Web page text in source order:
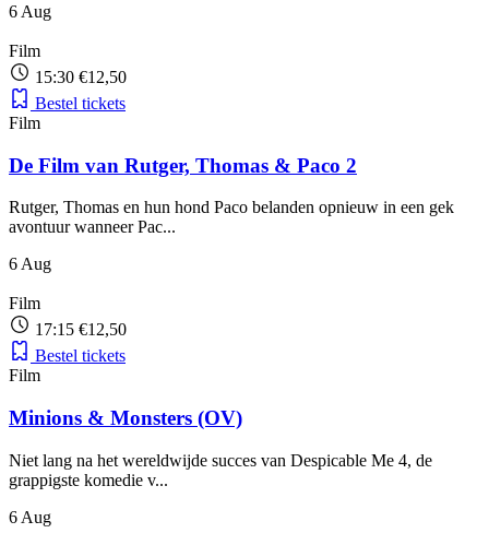
6 Aug
Film
15:30 €12,50
Bestel tickets
Film
De Film van Rutger, Thomas & Paco 2
Rutger, Thomas en hun hond Paco belanden opnieuw in een gek
avontuur wanneer Pac...
6 Aug
Film
17:15 €12,50
Bestel tickets
Film
Minions & Monsters (OV)
Niet lang na het wereldwijde succes van Despicable Me 4, de
grappigste komedie v...
6 Aug